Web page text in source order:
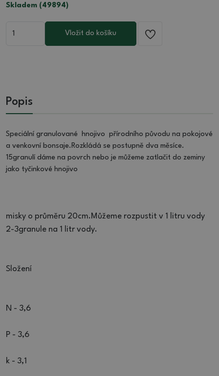
Skladem (49894)
Vložit do košíku
Popis
Speciální granulované hnojivo přírodního původu na pokojové
a venkovní bonsaje.Rozkládá se postupně dva měsíce.
15granulí dáme na povrch nebo je můžeme zatlačit do zeminy
jako tyčinkové hnojivo
misky o průměru 20cm.Můžeme rozpustit v 1 litru vody
2-3granule na 1 litr vody.
Složení
N - 3,6
P - 3,6
k - 3,1